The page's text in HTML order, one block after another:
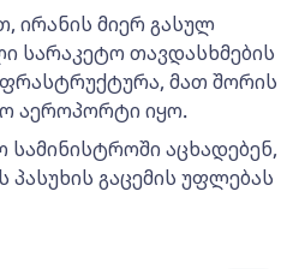
ირანის მიერ გასულ
სარაკეტო თავდასხმების
მათ შორის
აეროპორტი იყო.
სამინისტროში აცხადებენ,
პასუხის გაცემის უფლებას